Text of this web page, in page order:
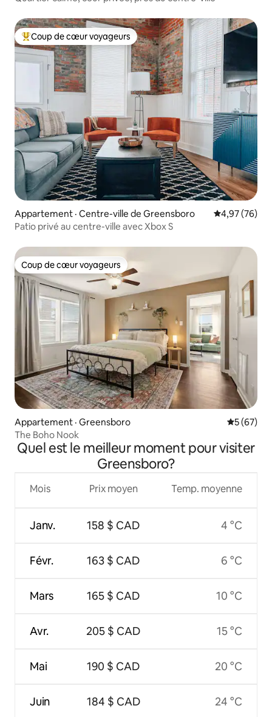
Coup de cœur voyageurs parmi les plus aimés
Coup de cœur voyageurs
Appartement · Centre-ville de Greensboro Note
4,97 (76)
Patio privé au centre-ville avec Xbox S
Coup de cœur voyageurs
Coup de cœur voyageurs
Appartement · Greensboro Note
5 (67)
The Boho Nook
Quel est le meilleur moment pour visiter
Greensboro?
Mois
Janv.
Févr.
Mars
Avr.
Mai
Juin
Prix moyen
158 $ CAD
163 $ CAD
165 $ CAD
205 $ CAD
190 $ CAD
184 $ CAD
Temp. moyenne
4 °C
6 °C
10 °C
15 °C
20 °C
24 °C